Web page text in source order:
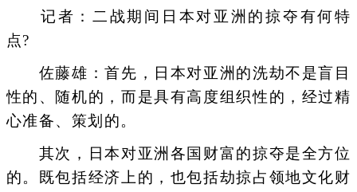
记者：二战期间日本对亚洲的掠夺有何特
点?
佐藤雄：首先，日本对亚洲的洗劫不是盲目
性的、随机的，而是具有高度组织性的，经过精
心准备、策划的。
其次，日本对亚洲各国财富的掠夺是全方位
的。既包括经济上的，也包括劫掠占领地文化财